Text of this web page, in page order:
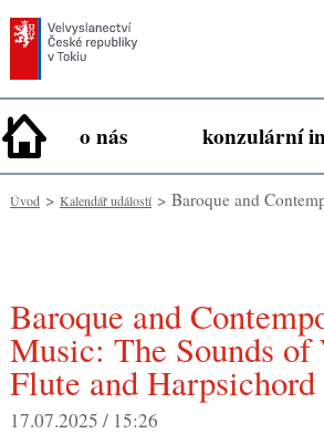
o nás konzulární
Úvod> Kalendář událostí> Baroque and
Baroque and Contemporary Czech
Music: The Sounds of
Flute and Harpsichord
17.07.2025 / 15:26